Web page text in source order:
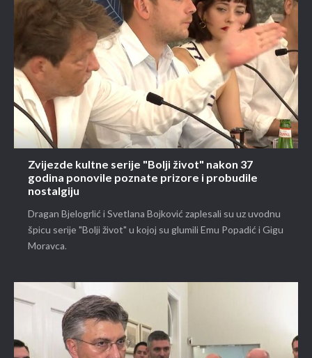
Zvijezde kultne serije "Bolji život" nakon 37
godina ponovile poznate prizore i probudile
nostalgiju
Dragan Bjelogrlić i Svetlana Bojković zaplesali su uz uvodnu
špicu serije "Bolji život" u kojoj su glumili Emu Popadić i Gigu
Moravca.